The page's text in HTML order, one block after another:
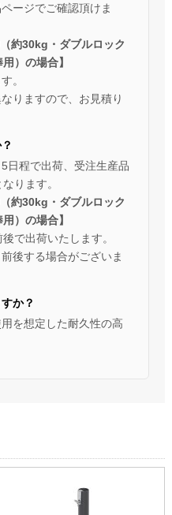
ージでご確認頂けま
約30kg・ダブルロック
）の場合】
。
りますので、お見積り
日程で出荷、受注生産品
ります。
約30kg・ダブルロック
）の場合】
で出荷いたします。
後する場合がございま
か？
を想定した耐久性の高